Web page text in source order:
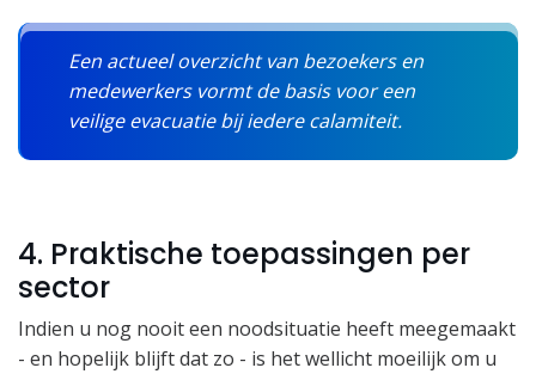
Een actueel overzicht van bezoekers en
medewerkers vormt de basis voor een
veilige evacuatie bij iedere calamiteit.
4. Praktische toepassingen per
sector
Indien u nog nooit een noodsituatie heeft meegemaakt
- en hopelijk blijft dat zo - is het wellicht moeilijk om u